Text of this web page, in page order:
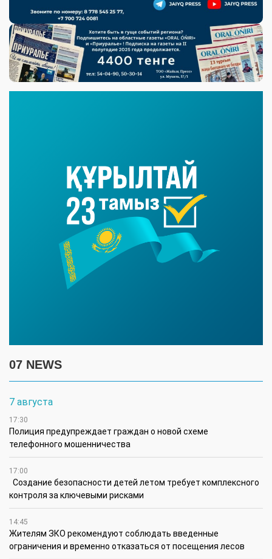
07 NEWS
7 августа
17:30
Полиция предупреждает граждан о новой схеме
телефонного мошенничества
17:00
Создание безопасности детей летом требует комплексного
контроля за ключевыми рисками
14:45
Жителям ЗКО рекомендуют соблюдать введенные
ограничения и временно отказаться от посещения лесов